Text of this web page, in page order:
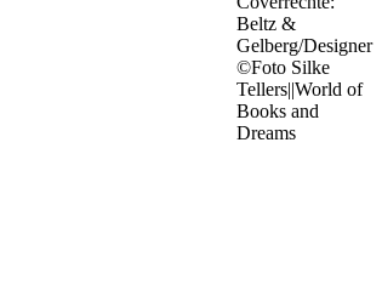
Beltz &
Gelberg/Designer
©Foto Silke
Tellers||World of
Books and
Dreams